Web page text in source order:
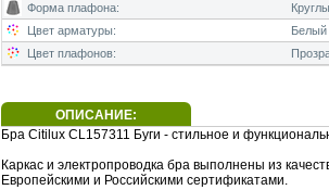
Форма плафона:
Цвет арматуры:
Белый
Цвет плафонов:
ОПИСАНИЕ:
Бра Citilux CL157311 Буги - стильное и
Каркас и электропроводка бра выполнены из
Европейскими и Российскими сертификатами.